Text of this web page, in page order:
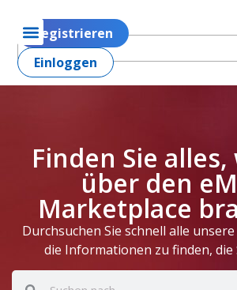
Registrieren
Einloggen
Finden Sie alles,
über den
Marketplace
Durchsuchen Sie schnell alle
die Informationen zu finden, die